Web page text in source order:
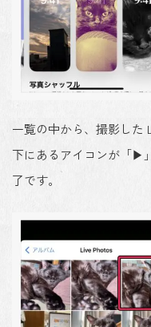
一覧の中から、撮影した
下にあるアイコンが「▶
了です。